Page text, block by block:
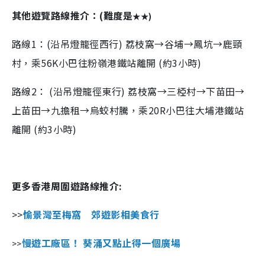
其他遊覽路線推介：(難度是★★)
路線1：(沿吊燈籠徑西行) 荔枝窩→谷埔→鳳坑→鹿頸
村，乘56K小巴往粉嶺港鐵站離開 (約3小時)
路線2： (沿吊燈籠徑東行) 荔枝窩→三椏村→下苗田→
上苗田→九擔租→烏蛟村騰，乘20R小巴往大埔港鐵站
離開 (約3小時)
更多香港周圍遊路線推介:
>>愉景灣至梅窩 郊遊影相美食行
>>慢遊工廠區！ 葵涌又點止得一個廣場